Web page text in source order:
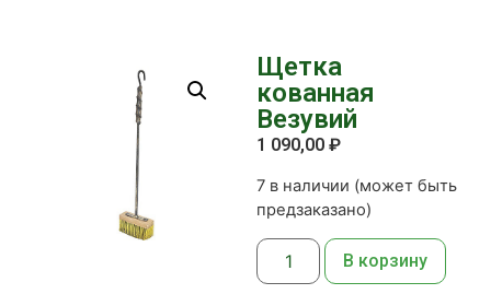
Щетка
кованная
Везувий
1 090,00 ₽
7 в наличии (может быть
предзаказано)
В корзину